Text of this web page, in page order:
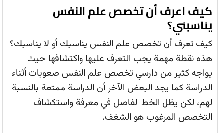
كيف اعرف أن تخصص علم النفس
يناسبني؟
كيف تعرف أن تخصص علم النفس يناسبك أو لا يناسبك؟
هذه نقطة مهمة يجب التعرف عليها واكتشافها حيث
يواجه كثير من دارسي تخصص علم النفس صعوبات أثناء
الدراسة كما يجد البعض الآخر أن الدراسة ممتعة بالنسبة
لهم، لكن يظل الخط الفاصل في معرفة واستكشاف
التخصص المرغوب هو الشغف.